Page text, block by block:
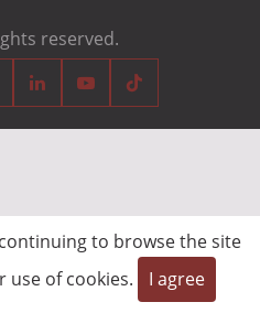
reserved.
to browse the site
use of cookies.
I agree